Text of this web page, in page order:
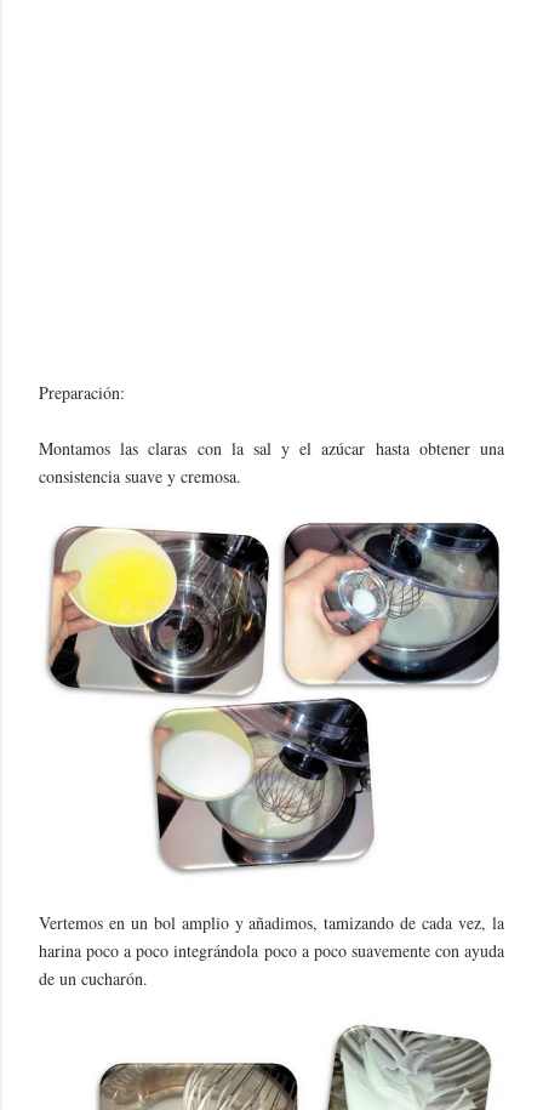
Preparación:
Montamos las claras con la sal y el azúcar hasta obtener una
consistencia suave y cremosa.
Vertemos en un bol amplio y añadimos, tamizando de cada vez, la
harina poco a poco integrándola poco a poco suavemente con ayuda
de un cucharón.